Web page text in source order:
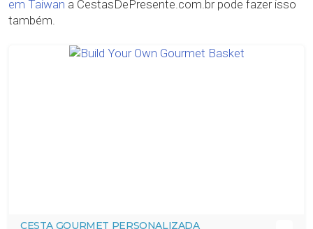
em Taiwan a CestasDePresente.com.br pode fazer isso
também.
CESTA GOURMET PERSONALIZADA